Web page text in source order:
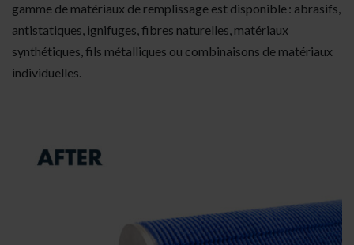
gamme de matériaux de remplissage est disponible : abrasifs,
antistatiques, ignifuges, fibres naturelles, matériaux
synthétiques, fils métalliques ou combinaisons de matériaux
individuelles.